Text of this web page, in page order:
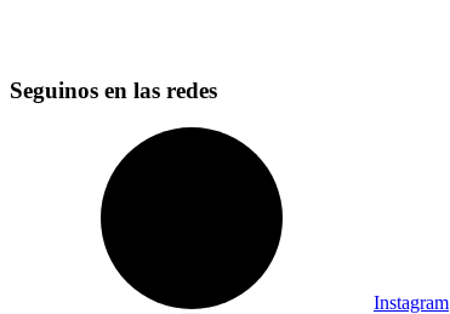
Seguinos en las redes
Instagram